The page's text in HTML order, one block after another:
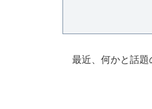
最近、何かと話題